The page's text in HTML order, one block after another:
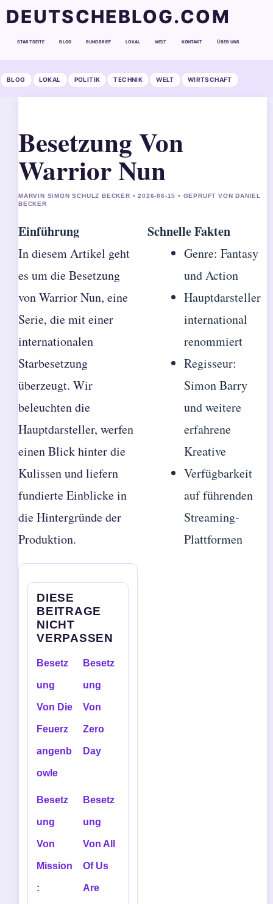
DEUTSCHEBLOG.COM
STARTSEITE BLOG RUNDBRIEF LOKAL WELT KONTAKT ÜBER UNS
BLOG LOKAL POLITIK TECHNIK WELT WIRTSCHAFT
Besetzung Von
Warrior Nun
MARVIN SIMON SCHULZ BECKER • 2026-06-15 • GEPRUFT VON DANIEL
BECKER
Einführung
In diesem Artikel geht
es um die Besetzung
von Warrior Nun, eine
Serie, die mit einer
internationalen
Starbesetzung
überzeugt. Wir
beleuchten die
Hauptdarsteller, werfen
einen Blick hinter die
Kulissen und liefern
fundierte Einblicke in
die Hintergründe der
Produktion.
DIESE
BEITRAGE
NICHT
VERPASSEN
Besetz
ung
Von Die
Feuerz
angenb
owle
Besetz
ung
Von
Zero
Day
Besetz
ung
Von
Mission
:
Besetz
ung
Von All
Of Us
Are
Schnelle Fakten
Genre: Fantasy
und Action
Hauptdarsteller
international
renommiert
Regisseur:
Simon Barry
und weitere
erfahrene
Kreative
Verfügbarkeit
auf führenden
Streaming-
Plattformen